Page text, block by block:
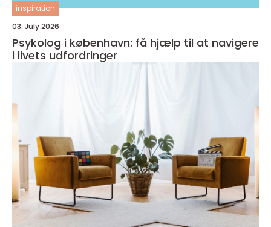
inspiration
03. July 2026
Psykolog i københavn: få hjælp til at navigere
i livets udfordringer